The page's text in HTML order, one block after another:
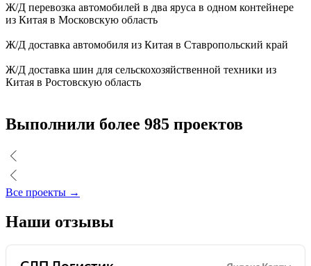
Ж/Д перевозка автомобилей в два яруса в одном контейнере
из Китая в Московскую область
Ж/Д доставка автомобиля из Китая в Ставропольский край
Ж/Д доставка шин для сельскохозяйственной техники из
Китая в Ростовскую область
Выполнили более 985 проектов
Все проекты →
Наши отзывы